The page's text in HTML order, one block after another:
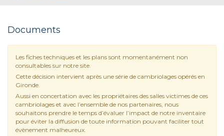
Documents
Les fiches techniques et les plans sont momentanément non
consultables sur notre site.
Cette décision intervient après une série de cambriolages opérés en
Gironde.
Aussi en concertation avec les propriétaires des salles victimes de ces
cambriolages et avec l’ensemble de nos partenaires, nous
souhaitons prendre le temps d’évaluer l’impact de notre inventaire
pour éviter la diffusion de toute information pouvant faciliter tout
évènement malheureux.